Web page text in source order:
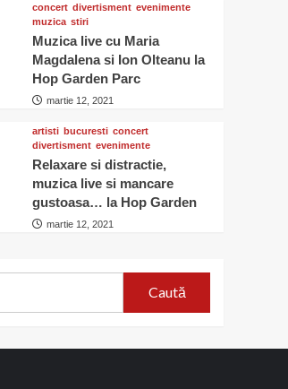
concert divertisment evenimente
muzica stiri
Muzica live cu Maria
Magdalena si Ion Olteanu la
Hop Garden Parc
martie 12, 2021
artisti bucuresti concert
divertisment evenimente
Relaxare si distractie,
muzica live si mancare
gustoasa… la Hop Garden
martie 12, 2021